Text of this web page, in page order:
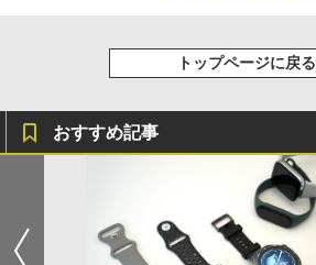
トップページに戻る
おすすめ記事